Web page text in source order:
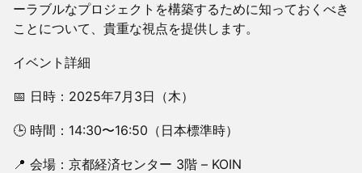
ーラブルなプロジェクトを構築するために知っておくべき
ことについて、貴重な視点を提供します。
イベント詳細
​📅 日時：2025年7月3日（木）
🕒 時間：14:30〜16:50（日本標準時）
📍 会場：京都経済センター 3階 – KOIN